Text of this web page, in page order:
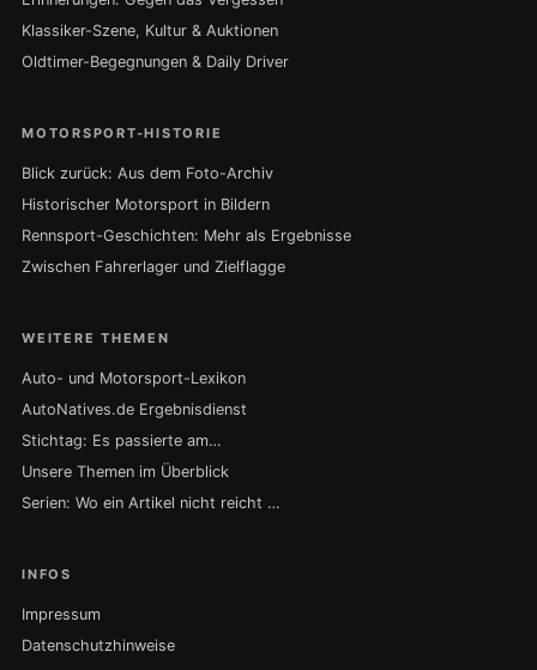
Klassiker-Szene, Kultur & Auktionen
Oldtimer-Begegnungen & Daily Driver
MOTORSPORT-HISTORIE
Blick zurück: Aus dem Foto-Archiv
Historischer Motorsport in Bildern
Rennsport-Geschichten: Mehr als Ergebnisse
Zwischen Fahrerlager und Zielflagge
WEITERE THEMEN
Auto- und Motorsport-Lexikon
AutoNatives.de Ergebnisdienst
Stichtag: Es passierte am…
Unsere Themen im Überblick
Serien: Wo ein Artikel nicht reicht …
INFOS
Impressum
Datenschutzhinweise